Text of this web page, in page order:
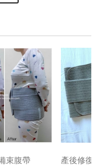
束腹帶 產後修復